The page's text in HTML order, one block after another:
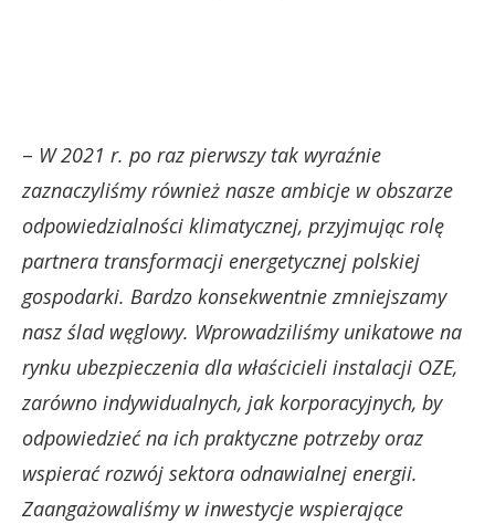
– W 2021 r. po raz pierwszy tak wyraźnie
zaznaczyliśmy również nasze ambicje w obszarze
odpowiedzialności klimatycznej, przyjmując rolę
partnera transformacji energetycznej polskiej
gospodarki. Bardzo konsekwentnie zmniejszamy
nasz ślad węglowy. Wprowadziliśmy unikatowe na
rynku ubezpieczenia dla właścicieli instalacji OZE,
zarówno indywidualnych, jak korporacyjnych, by
odpowiedzieć na ich praktyczne potrzeby oraz
wspierać rozwój sektora odnawialnej energii.
Zaangażowaliśmy w inwestycje wspierające